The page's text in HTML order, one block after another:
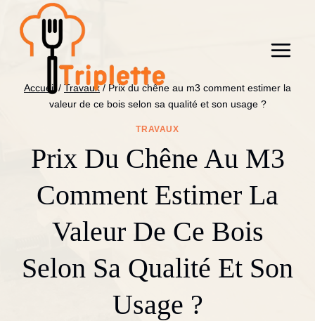
contenu
Accueil / Travaux / Prix du chêne au m3 comment estimer la
valeur de ce bois selon sa qualité et son usage ?
TRAVAUX
Prix Du Chêne Au M3
Comment Estimer La
Valeur De Ce Bois
Selon Sa Qualité Et Son
Usage ?